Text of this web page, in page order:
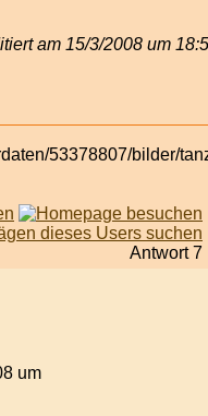
am 15/3/2008 um
53378807/bilder/
Antwort 7
um